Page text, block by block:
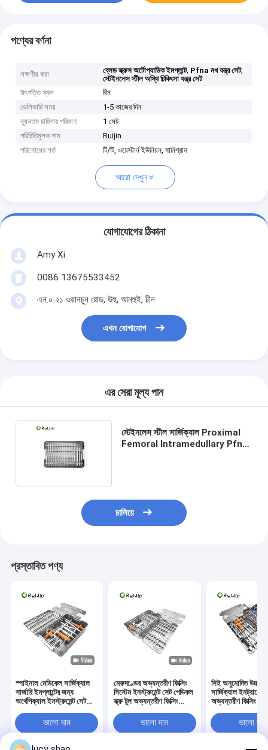
পণ্যের বর্ণনা
লক্ষণীয় করা ব্লেড স্ক্রুস অর্টোপ্যাডিক ইমপ্লান্ট, Pfna নখ যন্ত্র সেট,
স্টেইনলেস স্টীল অস্থি চিকিৎসা যন্ত্র সেট
উৎপত্তি স্থল
চীন
ডেলিভারি সময়
1-5 কাজের দিন
ন্যূনতম চাহিদার পরিমাণ
1 সেট
পরিচিতিমুলক নাম
Ruijin
পরিশোধের শর্ত
টি/টি, ওয়েস্টার্ন ইউনিয়ন, মানিগ্রাম
আরো দেখুন
যোগাযোগের ঠিকানা
Amy Xi
0086 13675533452
এন.০.২১ ওয়ানচুন রোড, উহু, আনহুই, চীন
এখন যোগাযোগ
এর সেরা মূল্য পান
স্টেইনলেস স্টীল সার্জিক্যাল Proximal
Femoral Intramedullary Pfna
চালিয়ে
প্রস্তাবিত পণ্য
স্পাইনাল মেডিকেল সার্জিক্যাল
সার্জারি ইমপ্লান্টের জন্য
অর্থেপিক্যাল ইনস্ট্রুমেন্ট সেট
ইনস্ট্রুমেন্ট সেটভালো দাম
মেরুদণ্ডের অভ্যন্তরীণ ফিক্সিং
সিস্টেম ইনস্ট্রুমেন্ট সেট পেডিকল
স্ক্রু টুল অভ্যন্তরীণ ফিক্সিং
ভালো দাম
সিই অনুমোদিত উচ্চ
সার্জিক্যাল
অভ্যন্তরীণ ফিক্সিং
ভালো দাম